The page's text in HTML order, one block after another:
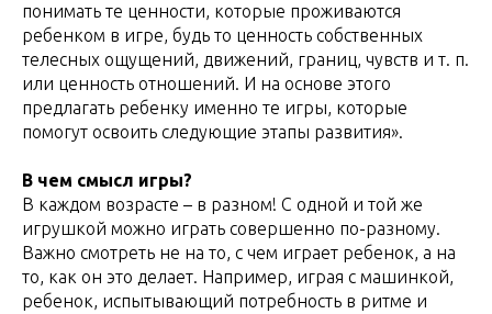
понимать те ценности, которые проживаются
ребенком в игре, будь то ценность собственных
телесных ощущений, движений, границ, чувств и т. п.
или ценность отношений. И на основе этого
предлагать ребенку именно те игры, которые
помогут освоить следующие этапы развития».
В чем смысл игры?
В каждом возрасте – в разном! С одной и той же
игрушкой можно играть совершенно по-разному.
Важно смотреть не на то, с чем играет ребенок, а на
то, как он это делает. Например, играя с машинкой,
ребенок, испытывающий потребность в ритме и